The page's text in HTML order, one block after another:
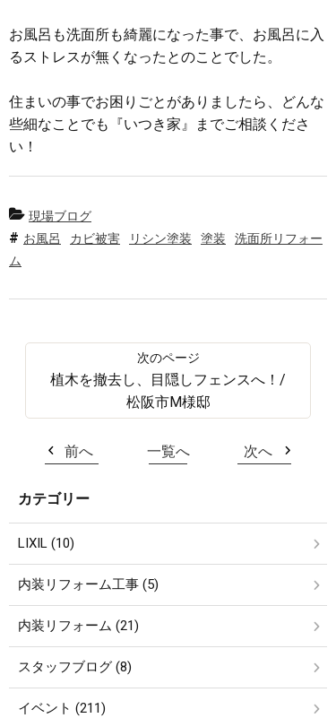
お風呂も洗面所も綺麗になった事で、お風呂に入
るストレスが無くなったとのことでした。
住まいの事でお困りごとがありましたら、どんな
些細なことでも『いつき家』までご相談くださ
い！
現場ブログ
お風呂
カビ被害 リシン塗装 塗装
洗面所リフォー
ム
植木を撤去し、目隠しフェンスへ！/
松阪市M様邸
前へ 一覧へ 次へ
カテゴリー
LIXIL (10)
内装リフォーム工事 (5)
内装リフォーム (21)
スタッフブログ (8)
イベント (211)